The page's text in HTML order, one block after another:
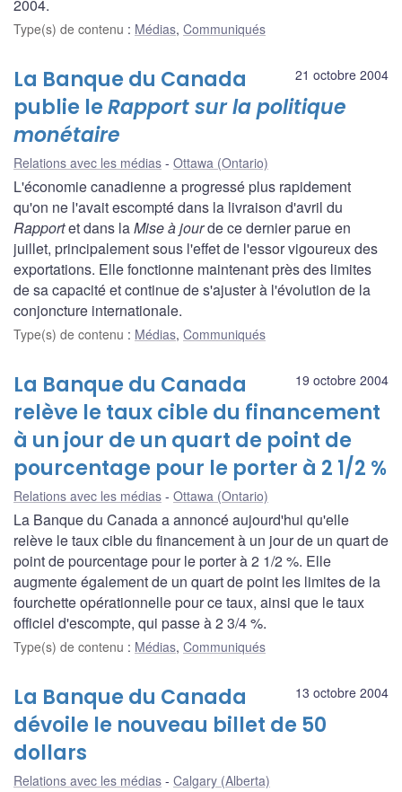
2004.
Type(s) de contenu : Médias, Communiqués
21 octobre 2004
La Banque du Canada
publie leRapport sur la politique
monétaire
Relations avec les médias Ottawa (Ontario)
L'économie canadienne a progressé plus rapidement
qu'on ne l'avait escompté dans la livraison d'avril du
Rapportet dans laMise à jourde ce dernier parue en
juillet, principalement sous l'effet de l'essor vigoureux des
exportations. Elle fonctionne maintenant près des limites
de sa capacité et continue de s'ajuster à l'évolution de la
conjoncture internationale.
Type(s) de contenu : Médias, Communiqués
19 octobre 2004
La Banque du Canada
relève le taux cible du financement
à un jour de un quart de point de
pourcentage pour le porter à 2 1/2 %
Relations avec les médias Ottawa (Ontario)
La Banque du Canada a annoncé aujourd'hui qu'elle
relève le taux cible du financement à un jour de un quart de
point de pourcentage pour le porter à 2 1/2 %. Elle
augmente également de un quart de point les limites de la
fourchette opérationnelle pour ce taux, ainsi que le taux
officiel d'escompte, qui passe à 2 3/4 %.
Type(s) de contenu : Médias, Communiqués
13 octobre 2004
La Banque du Canada
dévoile le nouveau billet de 50
dollars
Relations avec les médias Calgary (Alberta)